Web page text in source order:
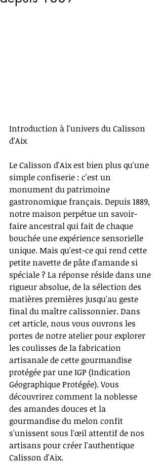
Introduction à l'univers du Calisson
d'Aix
Le Calisson d'Aix est bien plus qu'une
simple confiserie : c'est un
monument du patrimoine
gastronomique français. Depuis 1889,
notre maison perpétue un savoir-
faire ancestral qui fait de chaque
bouchée une expérience sensorielle
unique. Mais qu'est-ce qui rend cette
petite navette de pâte d'amande si
spéciale ? La réponse réside dans une
rigueur absolue, de la sélection des
matières premières jusqu'au geste
final du maître calissonnier. Dans
cet article, nous vous ouvrons les
portes de notre atelier pour explorer
les coulisses de la fabrication
artisanale de cette gourmandise
protégée par une IGP (Indication
Géographique Protégée). Vous
découvrirez comment la noblesse
des amandes douces et la
gourmandise du melon confit
s'unissent sous l'œil attentif de nos
artisans pour créer l'authentique
Calisson d'Aix.